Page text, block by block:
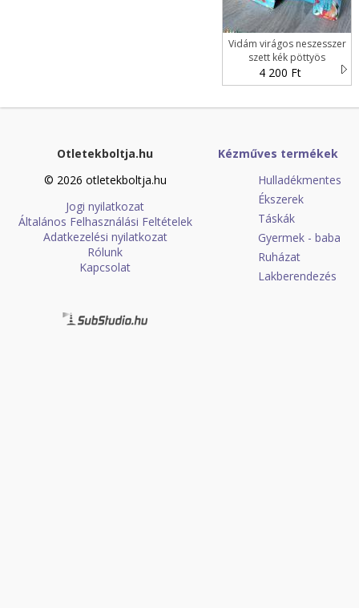
Vidám virágos neszesszer
szett kék pöttyös
4 200 Ft
Otletekboltja.hu
© 2026 otletekboltja.hu
Jogi nyilatkozat
Általános Felhasználási Feltételek
Adatkezelési nyilatkozat
Rólunk
Kapcsolat
Kézműves termékek
Hulladékmentes
Ékszerek
Táskák
Gyermek - baba
Ruházat
Lakberendezés